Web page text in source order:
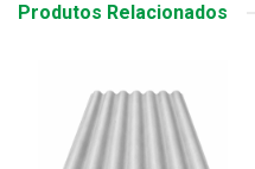
Produtos Relacionados